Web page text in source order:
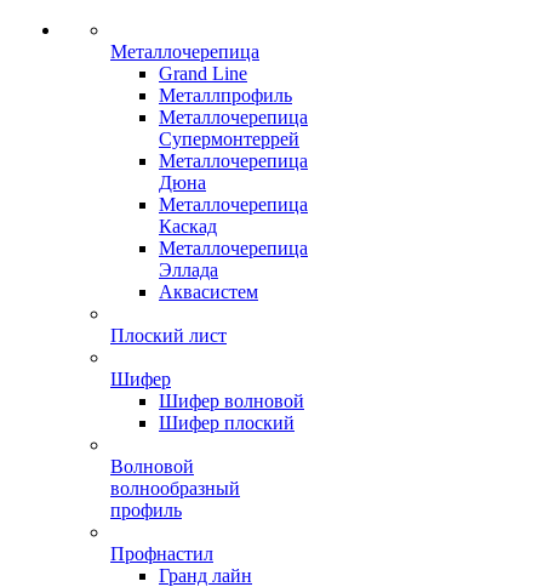
Металлочерепица
Grand Line
Металлпрофиль
Металлочерепица
Супермонтеррей
Металлочерепица
Дюна
Металлочерепица
Каскад
Металлочерепица
Эллада
Аквасистем
Плоский лист
Шифер
Шифер волновой
Шифер плоский
Волновой
волнообразный
профиль
Профнастил
Гранд лайн